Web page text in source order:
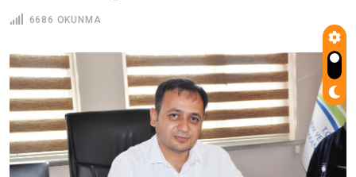
6686 OKUNMA